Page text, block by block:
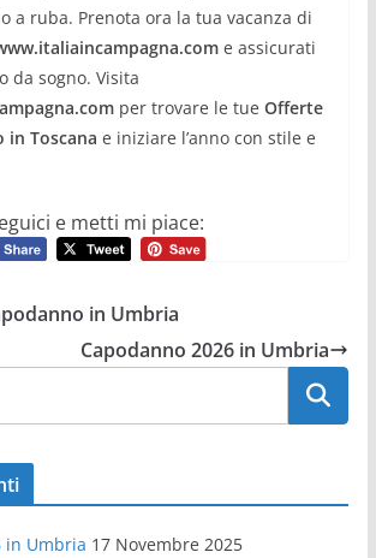
a ruba. Prenota ora la tua vacanza di
e assicurati
da sogno. Visita
per trovare le tue Offerte
in Toscana e iniziare l’anno con stile e
e metti mi piace:
in Umbria
Capodanno 2026 in Umbria
in Umbria 17 Novembre 2025